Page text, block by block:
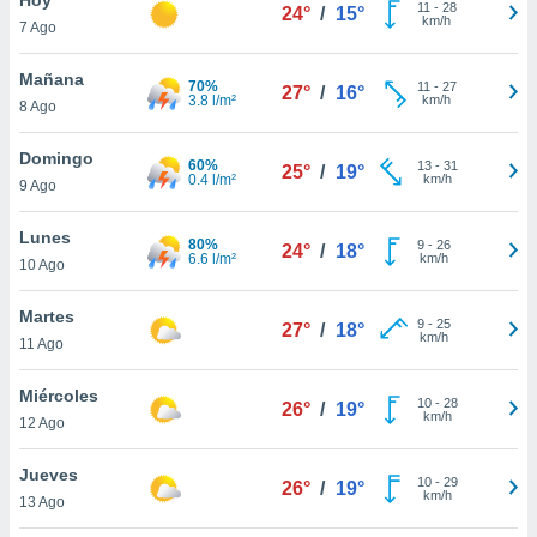
en
más
nuestra
de
cookies
aceptar
7 Ago
24° / 15° 11 - 28
km/h
Mañana
8 Ago
70%
3.8 l/m²
27° / 16° 11 - 27
km/h
Domingo
9 Ago
60%
0.4 l/m²
25° / 19° 13- 31
km/h
Lunes
10 Ago
80%
6.6 l/m²
24° / 18° 9- 26
km/h
Martes
11 Ago
27° / 18° 9- 25
km/h
Miércoles
12 Ago
26° / 19° 10- 28
km/h
Jueves
13 Ago
26° / 19° 10- 29
km/h